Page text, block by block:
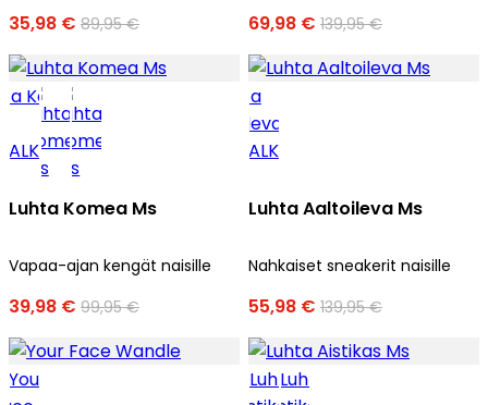
35,98 € 89,95 € 69,98 € 139,95 €
Luhta Komea Ms
Vapaa-ajan kengät naisille
39,98 € 99,95 €
Luhta Aaltoileva Ms
Nahkaiset sneakerit naisille
55,98 € 139,95 €